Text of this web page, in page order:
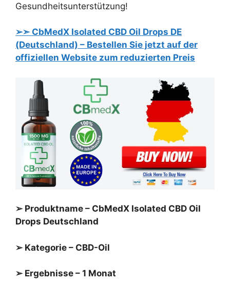
Gesundheitsunterstützung!
➢➣ CbMedX Isolated CBD Oil Drops DE
(Deutschland) – Bestellen Sie jetzt auf der
offiziellen Website zum reduzierten Preis
➢ Produktname – CbMedX Isolated CBD Oil
Drops Deutschland
➢ Kategorie – CBD-Oil
➢ Ergebnisse – 1 Monat